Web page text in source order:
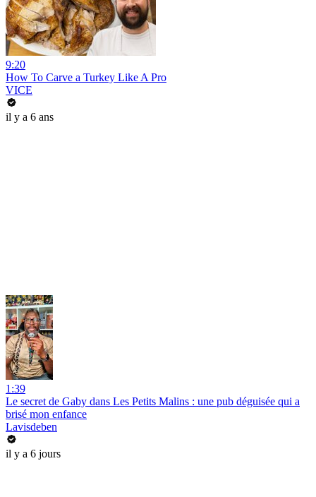
9:20
How To Carve a Turkey Like A Pro
VICE
il y a 6 ans
1:39
Le secret de Gaby dans Les Petits Malins : une pub déguisée qui a
brisé mon enfance
Lavisdeben
il y a 6 jours